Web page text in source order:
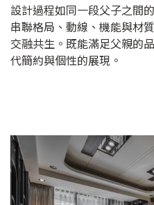
設計過程如同一段父子之間
串聯格局、動線、機能與材
交融共生。既能滿足父親的
代簡約與個性的展現。